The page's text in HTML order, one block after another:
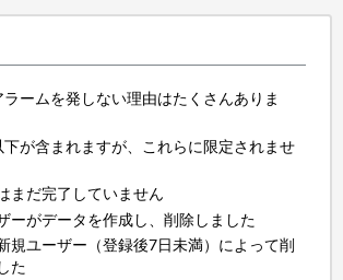
ームを発しない理由はたくさんありま
下が含まれますが、これらに限定されませ
まだ完了していません
ーがデータを作成し、削除しました
規ユーザー（登録後7日未満）によって削
た